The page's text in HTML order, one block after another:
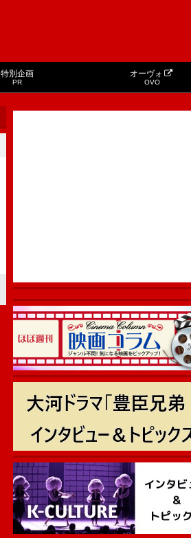
特別企画
PR
オーヴォ
OVO